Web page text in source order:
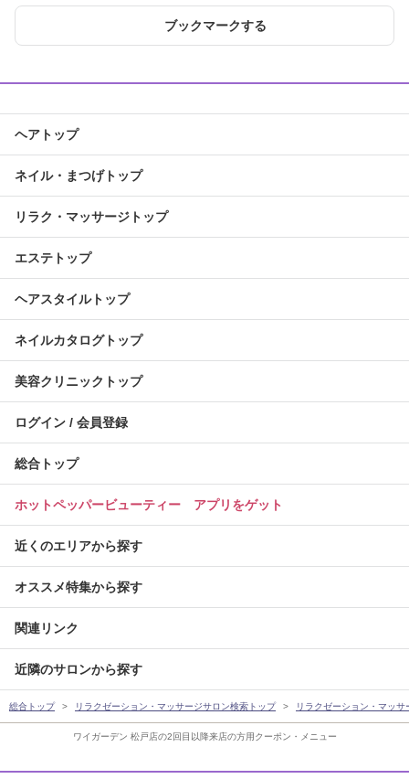
ワイガーデン 松戸店の2回目以降来店の方用クーポン・メニュー
ブックマークする
ヘアトップ
ネイル・まつげトップ
リラク・マッサージトップ
エステトップ
ヘアスタイルトップ
ネイルカタログトップ
美容クリニックトップ
ログイン / 会員登録
総合トップ
ホットペッパービューティー アプリをゲット
近くのエリアから探す
オススメ特集から探す
関連リンク
近隣のサロンから探す
総合トップ リラクゼーション・マッサージサロン検索トップ リラクゼーション・マッ